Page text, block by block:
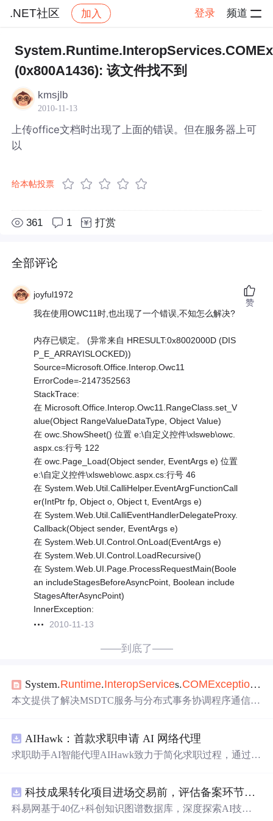
.NET社区 加入 登录 频道
社区 .NET社区
(0x800A1436): 该文件找不到
kmsjlb
2010-11-13
上传office文档时出现了上面的错误。但在服务器上可
以
给本帖投票
361 1 打赏
全部评论
joyful1972
我在使用OWC11时,也出现了一个错误,不知怎么解决?
内存已锁定。 (异常来自 HRESULT:0x8002000D (DIS
P_E_ARRAYISLOCKED))
Source=Microsoft.Office.Interop.Owc11
ErrorCode=-2147352563
StackTrace:
在 Microsoft.Office.Interop.Owc11.RangeClass.set_V
alue(Object RangeValueDataType, Object Value)
在 owc.ShowSheet() 位置 e:\自定义控件\xlsweb\owc.
aspx.cs:行号 122
在 owc.Page_Load(Object sender, EventArgs e) 位置
e:\自定义控件\xlsweb\owc.aspx.cs:行号 46
在 System.Web.Util.CalliHelper.EventArgFunctionCall
er(IntPtr fp, Object o, Object t, EventArgs e)
在 System.Web.Util.CalliEventHandlerDelegateProxy.
Callback(Object sender, EventArgs e)
在 System.Web.UI.Control.OnLoad(EventArgs e)
在 System.Web.UI.Control.LoadRecursive()
在 System.Web.UI.Page.ProcessRequestMain(Boole
an includeStagesBeforeAsyncPoint, Boolean include
StagesAfterAsyncPoint)
InnerException:
2010-11-13
赞
——到底了——
System.Runtime.InteropServices.COMException
本文提供了解决MSDTC服务与分布式事务协调程序通信故
AIHawk：首款求职申请 AI 网络代理
求职助手AI智能代理AIHawk致力于简化求职过程，通过自
科技成果转化项目进场交易前，评估备案环节需要准备哪些材料？.docx
科易网基于40亿+科创知识图谱数据库，深度探索AI技术